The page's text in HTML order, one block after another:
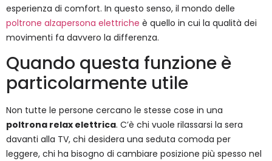
esperienza di comfort. In questo senso, il mondo delle
poltrone alzapersona elettriche è quello in cui la qualità dei
movimenti fa davvero la differenza.
Quando questa funzione è
particolarmente utile
Non tutte le persone cercano le stesse cose in una
poltrona relax elettrica. C’è chi vuole rilassarsi la sera
davanti alla TV, chi desidera una seduta comoda per
leggere, chi ha bisogno di cambiare posizione più spesso nel